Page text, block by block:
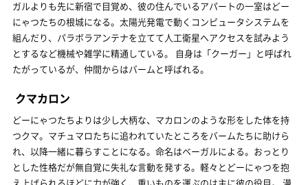
ガルよりも先に新宿で目覚め、彼の住んでいるアパートの一室はどー
にゃつたちの根城になる。太陽光発電で動くコンピュータシステムを
組んだり、パラボラアンテナを立てて人工衛星へアクセスを試みよう
とするなど機械や雑学に精通している。 自身は「クーガー」と呼ばれ
たがっているが、仲間からはバームと呼ばれる。
クマカロン
どーにゃつたちよりは少し大柄な、マカロンのような形をした体を持
つクマ。マチュマロたちに追われていたところをバームたちに助けら
れ、以降一緒に暮らすことになる。命名はベーガルによる。おっとり
とした性格だが無自覚に失礼な言動を発する。軽々とどーにゃつを抱
え上げられるほどに力が強く、重いものを運ぶのは主に彼の役目。 漫